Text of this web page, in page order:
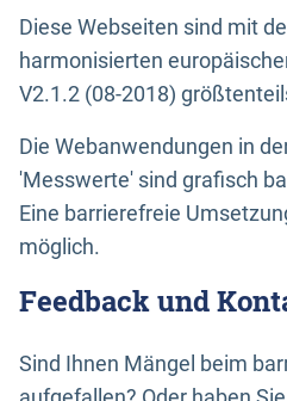
Diese Webseiten sind mit
harmonisierten
V2.1.2 (08-2018)
Die Webanwendungen in
'Messwerte' sind grafisch
Eine barrierefreie
möglich.
Feedback und
Sind Ihnen Mängel beim